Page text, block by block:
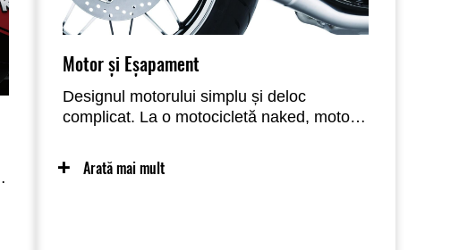
Motor și Eșapament
Designul motorului simplu și deloc
complicat. La o motocicletă naked, motorul
designul său simplu și nealterat, motorul
contribuie la prezentarea inedită a
Arată mai mult